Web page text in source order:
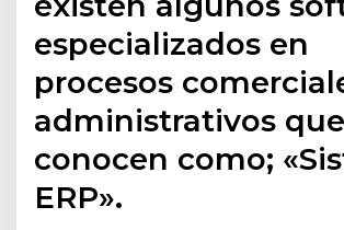
especializados en
procesos
administrativos
conocen como;
ERP».